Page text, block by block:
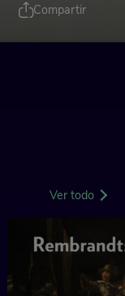
Compartir
Ver todo